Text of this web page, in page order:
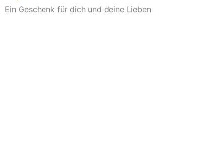
Ein Geschenk für dich und deine Lieben